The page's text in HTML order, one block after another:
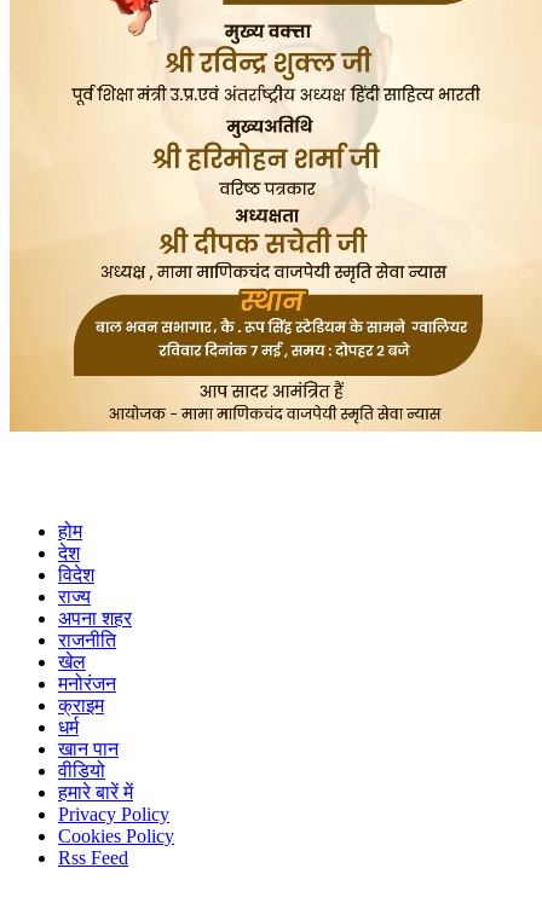
होम
देश
विदेश
राज्य
अपना शहर
राजनीति
खेल
मनोरंजन
क्राइम
धर्म
खान पान
वीडियो
हमारे बारें में
Privacy Policy
Cookies Policy
Rss Feed